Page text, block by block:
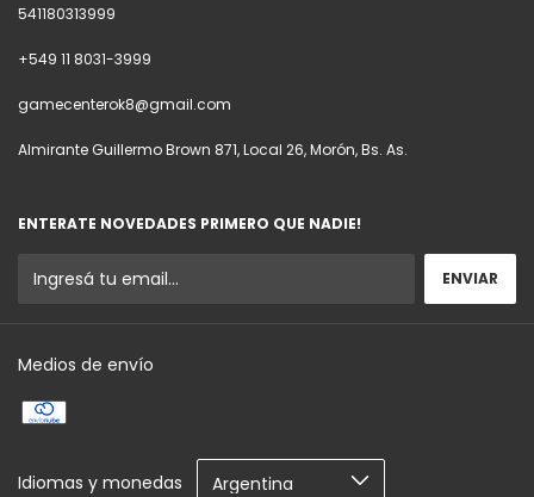
541180313999
+549 11 8031-3999
gamecenterok8@gmail.com
Almirante Guillermo Brown 871, Local 26, Morón, Bs. As.
ENTERATE NOVEDADES PRIMERO QUE NADIE!
Medios de envío
Idiomas y monedas